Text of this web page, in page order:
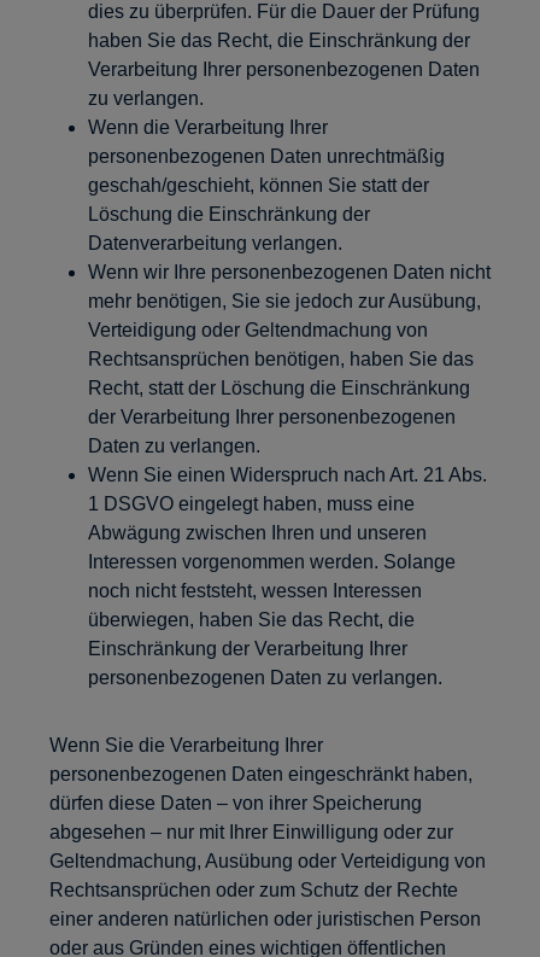
dies zu überprüfen. Für die Dauer der Prüfung
haben Sie das Recht, die Einschränkung der
Verarbeitung Ihrer personenbezogenen Daten
zu verlangen.
Wenn die Verarbeitung Ihrer
personenbezogenen Daten unrechtmäßig
geschah/geschieht, können Sie statt der
Löschung die Einschränkung der
Datenverarbeitung verlangen.
Wenn wir Ihre personenbezogenen Daten nicht
mehr benötigen, Sie sie jedoch zur Ausübung,
Verteidigung oder Geltendmachung von
Rechtsansprüchen benötigen, haben Sie das
Recht, statt der Löschung die Einschränkung
der Verarbeitung Ihrer personenbezogenen
Daten zu verlangen.
Wenn Sie einen Widerspruch nach Art. 21 Abs.
1 DSGVO eingelegt haben, muss eine
Abwägung zwischen Ihren und unseren
Interessen vorgenommen werden. Solange
noch nicht feststeht, wessen Interessen
überwiegen, haben Sie das Recht, die
Einschränkung der Verarbeitung Ihrer
personenbezogenen Daten zu verlangen.
Wenn Sie die Verarbeitung Ihrer
personenbezogenen Daten eingeschränkt haben,
dürfen diese Daten – von ihrer Speicherung
abgesehen – nur mit Ihrer Einwilligung oder zur
Geltendmachung, Ausübung oder Verteidigung von
Rechtsansprüchen oder zum Schutz der Rechte
einer anderen natürlichen oder juristischen Person
oder aus Gründen eines wichtigen öffentlichen